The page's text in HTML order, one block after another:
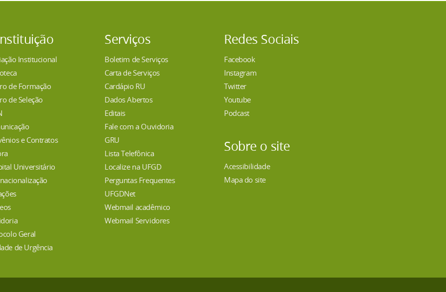
suporte ou esclarecimento de dúvidas, entre em contato com a Seção de Circulação e Intercâmbio (SECIN)
Coordenadoria de Bibliotecas da UFGD:
Responsável: Adenilson P. Cardozo
E-mail: secin@ufgd.edu.br
Telefone: (67) 3410-2511
Institucional
de Formação
de Seleção
e Contratos
Universitário
Geral
de Urgência
Serviços
Boletim de Serviços
Carta de Serviços
Cardápio RU
Dados Abertos
Editais
Fale com a Ouvidoria
GRU
Lista Telefônica
Localize na UFGD
Perguntas Frequentes
UFGDNet
Webmail acadêmico
Webmail Servidores
Redes Sociais
Facebook
Instagram
Twitter
Youtube
Podcast
Sobre o site
Acessibilidade
Mapa do site